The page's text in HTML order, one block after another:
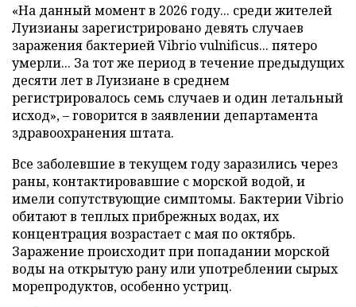
«На данный момент в 2026 году... среди жителей
Луизианы зарегистрировано девять случаев
заражения бактерией Vibrio vulnificus... пятеро
умерли... За тот же период в течение предыдущих
десяти лет в Луизиане в среднем
регистрировалось семь случаев и один летальный
исход», – говорится в заявлении департамента
здравоохранения штата.
Все заболевшие в текущем году заразились через
раны, контактировавшие с морской водой, и
имели сопутствующие симптомы. Бактерии Vibrio
обитают в теплых прибрежных водах, их
концентрация возрастает с мая по октябрь.
Заражение происходит при попадании морской
воды на открытую рану или употреблении сырых
морепродуктов, особенно устриц.